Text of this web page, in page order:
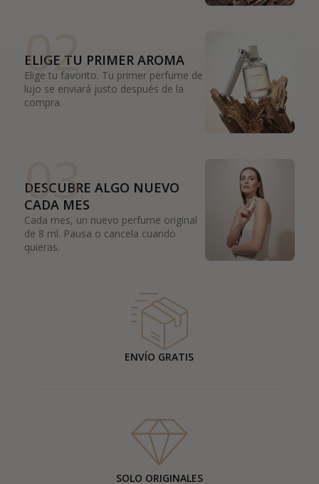
02
ELIGE TU PRIMER AROMA
Elige tu favorito. Tu primer perfume de
lujo se enviará justo después de la
compra.
03
DESCUBRE ALGO NUEVO
CADA MES
Cada mes, un nuevo perfume original
de 8 ml. Pausa o cancela cuando
quieras.
ENVÍO GRATIS
SOLO ORIGINALES